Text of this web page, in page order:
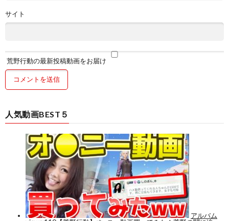
サイト
荒野行動の最新投稿動画をお届け
人気動画BEST５